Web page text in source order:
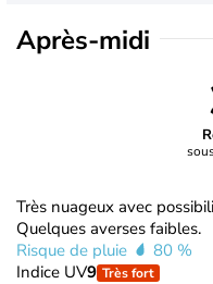
Après-midi
Très nuageux avec
Quelques averses faibles.
Risque de pluie
80 %
Indice UV9 Très fort